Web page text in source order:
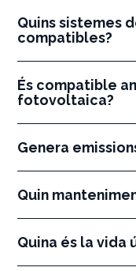
Quins sistemes
compatibles?
És compatible
fotovoltaica?
Genera
Quin
Quina és la